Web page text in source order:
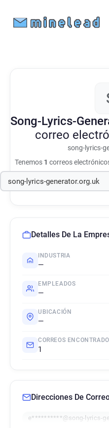
Song-Lyrics-
correo
song-lyrics-
Tenemos 1 correos
Detalles De La
INDUSTRIA
—
EMPLEADOS
—
UBICACIÓN
—
CORREOS
1
Direcciones De
e**********@song-lyrics-